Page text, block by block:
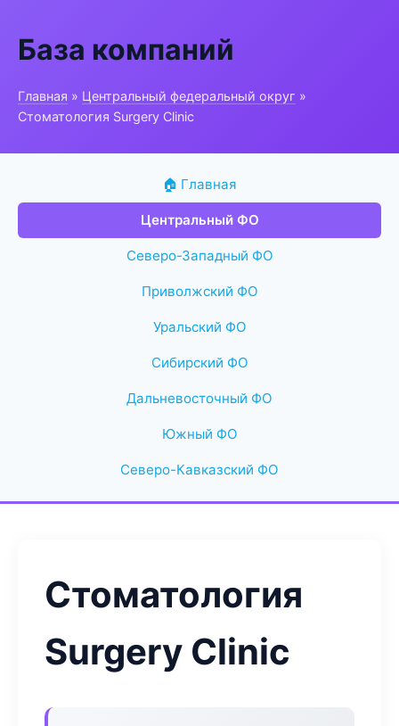
База компаний
Главная » Центральный федеральный округ »
Стоматология Surgery Clinic
🏠 Главная
Центральный ФО
Северо-Западный ФО
Приволжский ФО
Уральский ФО
Сибирский ФО
Дальневосточный ФО
Южный ФО
Северо-Кавказский ФО
Стоматология
Surgery Clinic